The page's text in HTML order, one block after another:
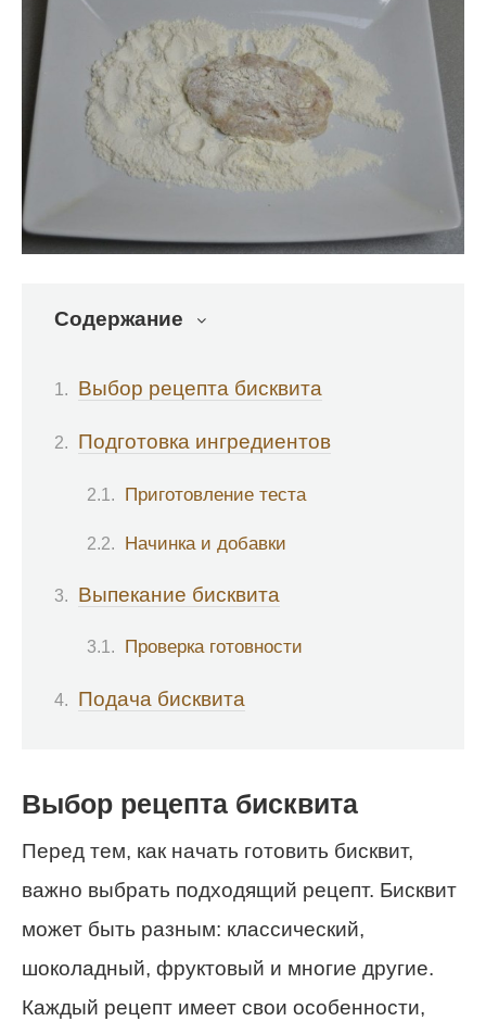
Содержание
Выбор рецепта бисквита
Подготовка ингредиентов
Приготовление теста
Начинка и добавки
Выпекание бисквита
Проверка готовности
Подача бисквита
Выбор рецепта бисквита
Перед тем, как начать готовить бисквит,
важно выбрать подходящий рецепт. Бисквит
может быть разным: классический,
шоколадный, фруктовый и многие другие.
Каждый рецепт имеет свои особенности,